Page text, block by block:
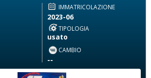
IMMATRICOLAZIONE
2023-06
TIPOLOGIA
usato
CAMBIO
--